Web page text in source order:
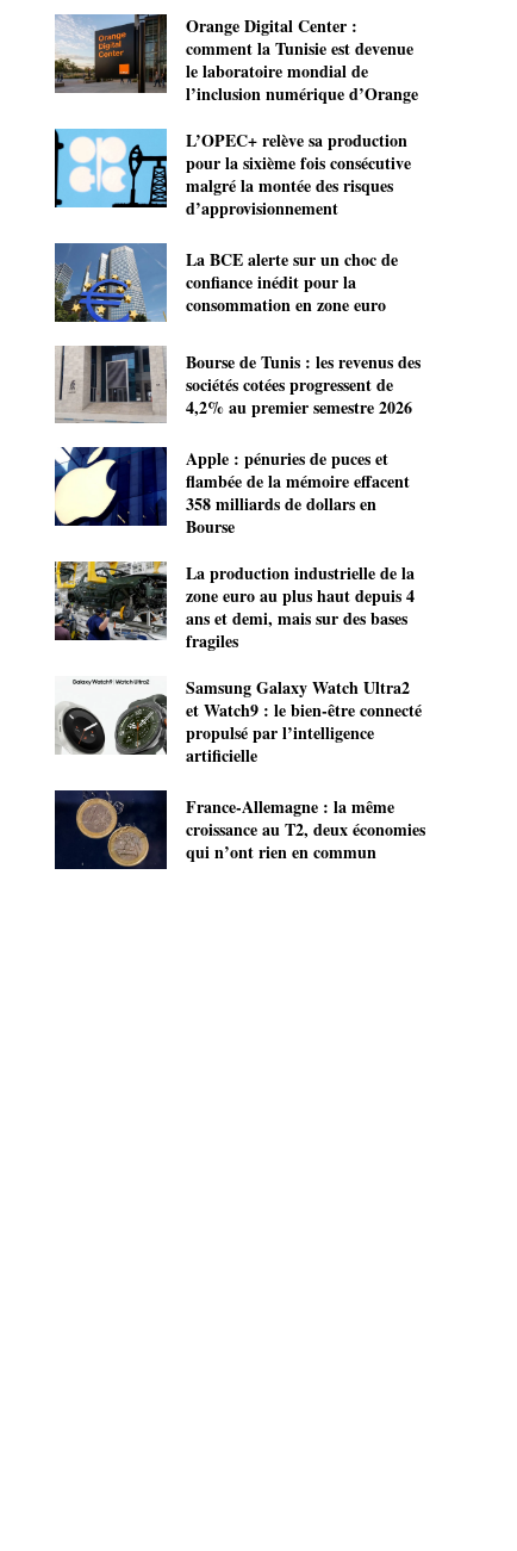
Orange Digital Center :
comment la Tunisie est devenue
le laboratoire mondial de
l’inclusion numérique d’Orange
L’OPEC+ relève sa production
pour la sixième fois consécutive
malgré la montée des risques
d’approvisionnement
La BCE alerte sur un choc de
confiance inédit pour la
consommation en zone euro
Bourse de Tunis : les revenus des
sociétés cotées progressent de
4,2% au premier semestre 2026
Apple : pénuries de puces et
flambée de la mémoire effacent
358 milliards de dollars en
Bourse
La production industrielle de la
zone euro au plus haut depuis 4
ans et demi, mais sur des bases
fragiles
Samsung Galaxy Watch Ultra2
et Watch9 : le bien-être connecté
propulsé par l’intelligence
artificielle
France-Allemagne : la même
croissance au T2, deux économies
qui n’ont rien en commun